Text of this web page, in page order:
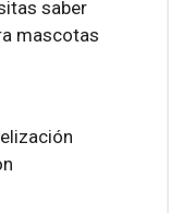
saber
mascotas